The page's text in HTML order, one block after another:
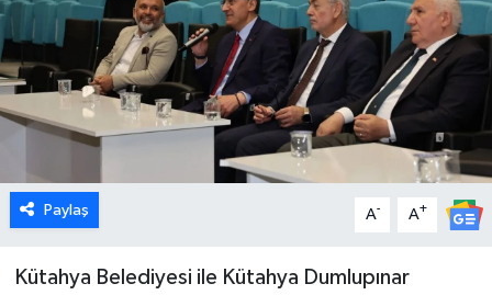
Paylaş A- A+
Kütahya Belediyesi ile Kütahya Dumlupınar
Emet
Foto Galeri
Gediz
Genel